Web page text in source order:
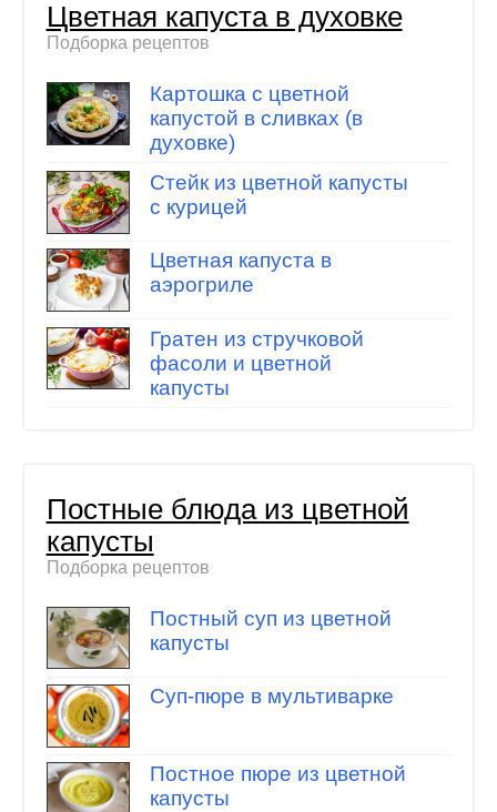
Цветная капуста в духовке
Подборка рецептов
Картошка с цветной
капустой в сливках (в
духовке)
Стейк из цветной капусты
с курицей
Цветная капуста в
аэрогриле
Гратен из стручковой
фасоли и цветной
капусты
Постные блюда из цветной
капусты
Подборка рецептов
Постный суп из цветной
капусты
Суп-пюре в мультиварке
Постное пюре из цветной
капусты